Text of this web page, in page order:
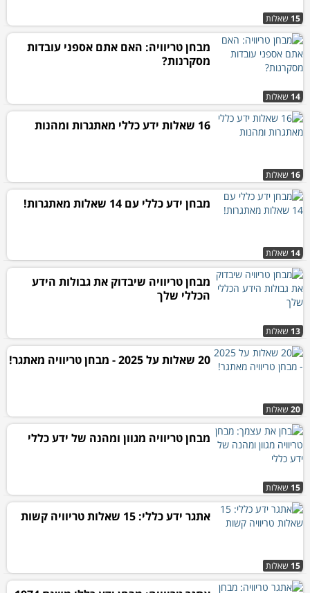
15 שאלות
14 שאלות
מבחן טריוויה: האם אתם אספני עובדות
מסקרנות?
16 שאלות
16 שאלות ידע כללי מאתגרות ומהנות
14 שאלות
מבחן ידע כללי עם 14 שאלות מאתגרות!
13 שאלות
מבחן טריוויה שיבדוק את גבולות הידע
הכללי שלך
20 שאלות
20 שאלות על 2025 - מבחן טריוויה מאתגר!
15 שאלות
מבחן טריוויה מגוון ומהנה של ידע כללי
15 שאלות
אתגר ידע כללי: 15 שאלות טריוויה קשות